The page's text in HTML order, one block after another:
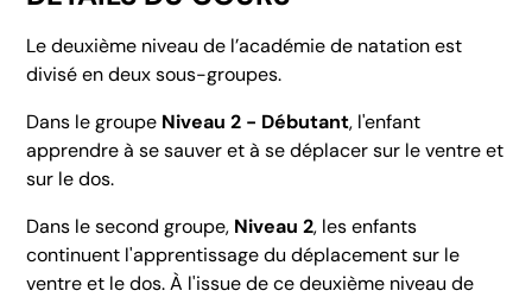
Le deuxième niveau de l’académie de natation est
divisé en deux sous-groupes.
Dans le groupe Niveau 2 - Débutant, l'enfant
apprendre à se sauver et à se déplacer sur le ventre et
sur le dos.
Dans le second groupe, Niveau 2, les enfants
continuent l'apprentissage du déplacement sur le
ventre et le dos. À l'issue de ce deuxième niveau de